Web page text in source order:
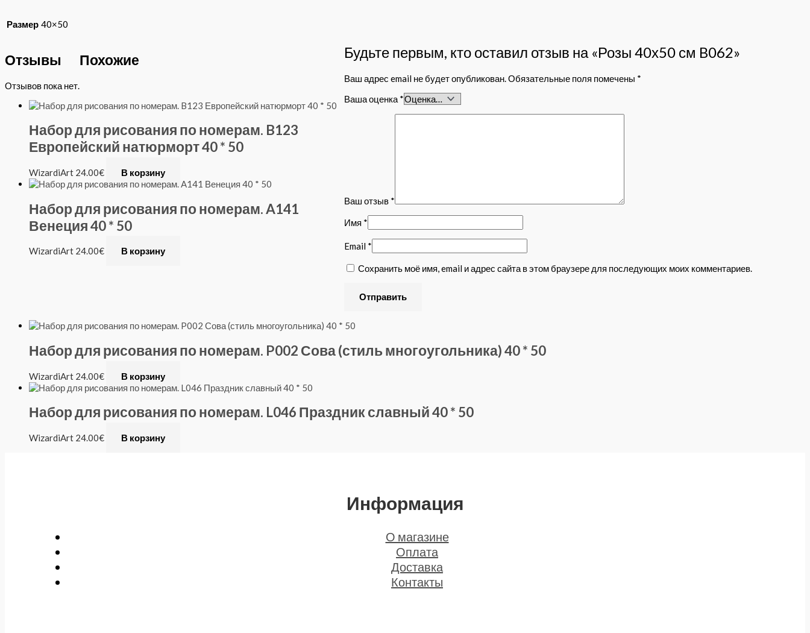
Размер 40×50
Отзывы
Отзывов пока нет.
Будьте первым, кто оставил отзыв на «Розы 40х50 см B062»
Ваш адрес email не будет опубликован.Обязательные поля помечены *
Ваша оценка *
Ваш отзыв *
Имя *
Email *
Сохранить моё имя, email и адрес сайта в этом браузере для последующих моих комментариев.
Похожие
Набор для рисования по номерам. B123
Европейский натюрморт 40 * 50
WizardiArt 24.00€ В корзину
Набор для рисования по номерам. A141
Венеция 40 * 50
WizardiArt 24.00€ В корзину
Набор для рисования по номерам. P002 Сова (стиль многоугольника) 40 * 50
WizardiArt 24.00€ В корзину
Набор для рисования по номерам. L046 Праздник славный 40 * 50
WizardiArt 24.00€ В корзину
Информация
О магазине
Оплата
Доставка
Контакты